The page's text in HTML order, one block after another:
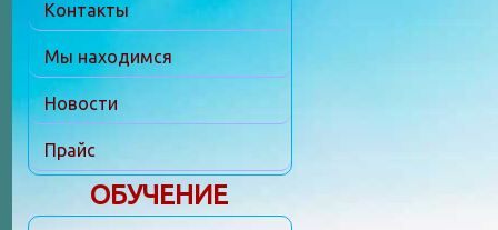
Контакты
Мы находимся
Новости
Прайс
ОБУЧЕНИЕ